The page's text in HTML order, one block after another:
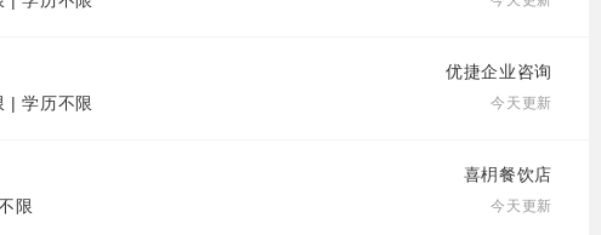
优捷企业咨询
今天更新
| 学历不限
喜枂餐饮店
今天更新
限